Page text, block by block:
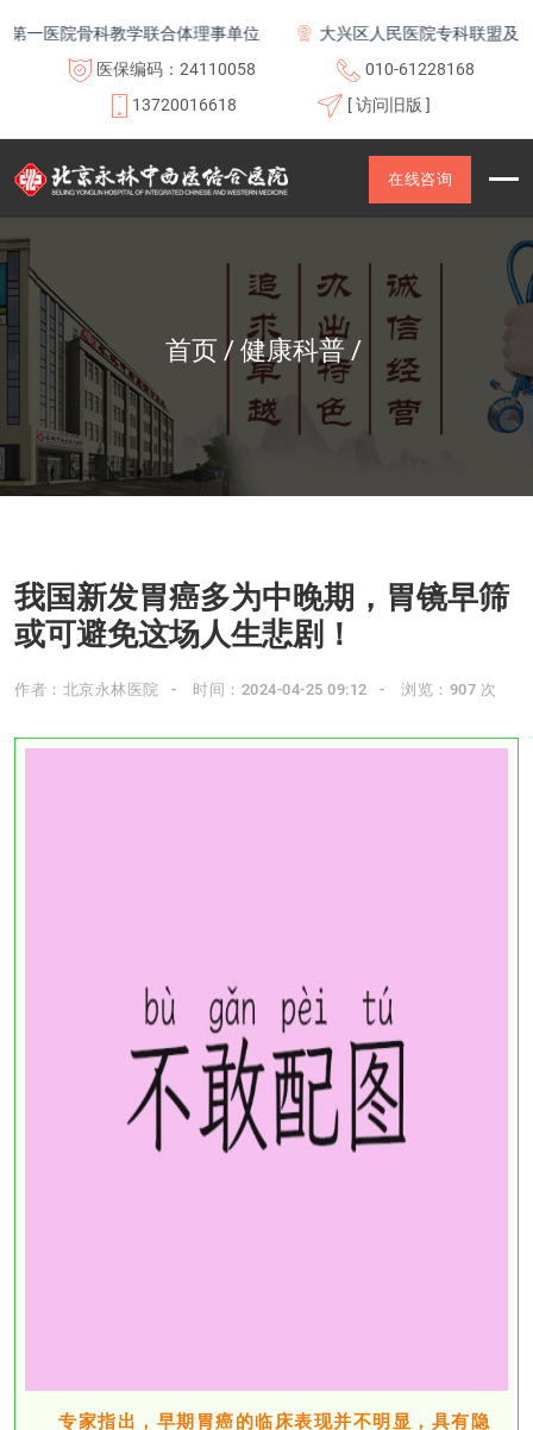
院骨科教学联合体理事单位
大兴区人民医院专科联盟及医联体
医保编码：24110058
010-61228168
13720016618
[ 访问旧版 ]
在线咨询
首页 健康科普
我国新发胃癌多为中晚期，胃镜早筛
或可避免这场人生悲剧！
作者：北京永林医院 时间：2024-04-25 09:12 浏览：907 次
专家指出，早期胃癌的临床表现并不明显，具有隐